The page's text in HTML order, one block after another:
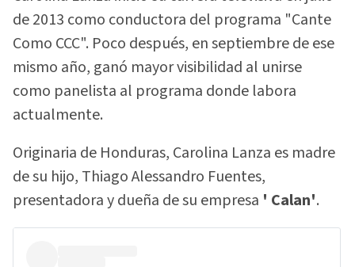
de 2013 como conductora del programa "Cante
Como CCC". Poco después, en septiembre de ese
mismo año, ganó mayor visibilidad al unirse
como panelista al programa donde labora
actualmente.
Originaria de Honduras, Carolina Lanza es madre
de su hijo, Thiago Alessandro Fuentes,
presentadora y dueña de su empresa ' Calan'.